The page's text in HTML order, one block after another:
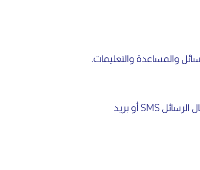
والمساعدة والتعليمات.
إرسال إشعارات حركة مالية لعملاء وموردين أو أرصدة حسابات للإدارة العليا لمعرفة أداء المنشأة أولاً بأول، ويتم إرسال الرسائل SMS أو بريد